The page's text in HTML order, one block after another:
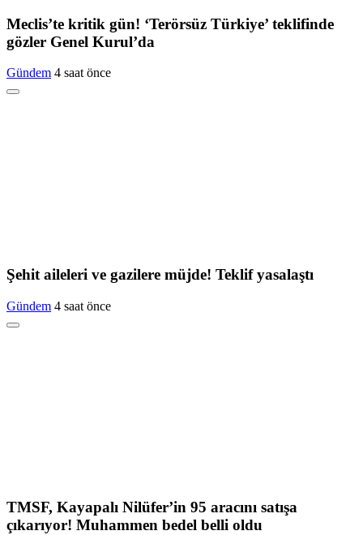
Meclis’te kritik gün! ‘Terörsüz Türkiye’ teklifinde
gözler Genel Kurul’da
Gündem 4 saat önce
Şehit aileleri ve gazilere müjde! Teklif yasalaştı
Gündem 4 saat önce
TMSF, Kayapalı Nilüfer’in 95 aracını satışa
çıkarıyor! Muhammen bedel belli oldu